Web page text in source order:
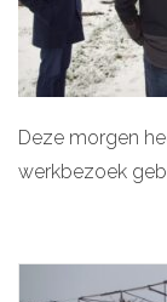
Deze morgen
werkbezoek